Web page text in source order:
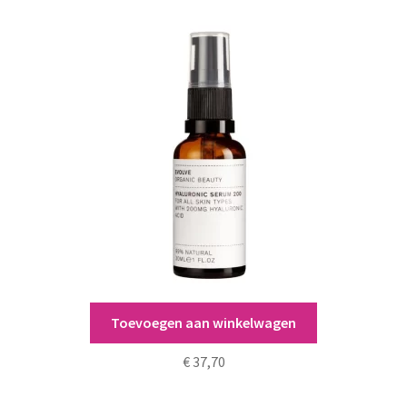
Hyaluronic Serum 200
€37,70
Toevoegen aan winkelwagen